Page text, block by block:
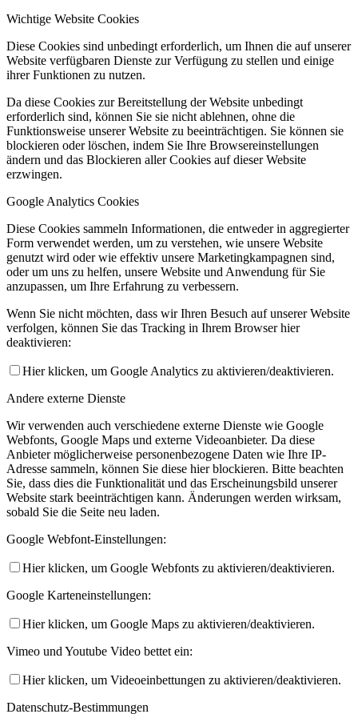
Wichtige Website Cookies
Diese Cookies sind unbedingt erforderlich, um Ihnen die auf unserer
Website verfügbaren Dienste zur Verfügung zu stellen und einige
ihrer Funktionen zu nutzen.
Da diese Cookies zur Bereitstellung der Website unbedingt
erforderlich sind, können Sie sie nicht ablehnen, ohne die
Funktionsweise unserer Website zu beeinträchtigen. Sie können sie
blockieren oder löschen, indem Sie Ihre Browsereinstellungen
ändern und das Blockieren aller Cookies auf dieser Website
erzwingen.
Google Analytics Cookies
Diese Cookies sammeln Informationen, die entweder in aggregierter
Form verwendet werden, um zu verstehen, wie unsere Website
genutzt wird oder wie effektiv unsere Marketingkampagnen sind,
oder um uns zu helfen, unsere Website und Anwendung für Sie
anzupassen, um Ihre Erfahrung zu verbessern.
Wenn Sie nicht möchten, dass wir Ihren Besuch auf unserer Website
verfolgen, können Sie das Tracking in Ihrem Browser hier
deaktivieren:
Hier klicken, um Google Analytics zu aktivieren/deaktivieren.
Andere externe Dienste
Wir verwenden auch verschiedene externe Dienste wie Google
Webfonts, Google Maps und externe Videoanbieter. Da diese
Anbieter möglicherweise personenbezogene Daten wie Ihre IP-
Adresse sammeln, können Sie diese hier blockieren. Bitte beachten
Sie, dass dies die Funktionalität und das Erscheinungsbild unserer
Website stark beeinträchtigen kann. Änderungen werden wirksam,
sobald Sie die Seite neu laden.
Google Webfont-Einstellungen:
Hier klicken, um Google Webfonts zu aktivieren/deaktivieren.
Google Karteneinstellungen:
Hier klicken, um Google Maps zu aktivieren/deaktivieren.
Vimeo und Youtube Video bettet ein:
Hier klicken, um Videoeinbettungen zu aktivieren/deaktivieren.
Datenschutz-Bestimmungen